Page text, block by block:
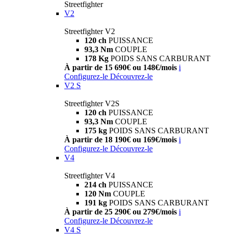
Streetfighter
V2
Streetfighter V2
120 ch PUISSANCE
93,3 Nm COUPLE
178 Kg POIDS SANS CARBURANT
À partir de 15 690€ ou 148€/mois i
Configurez-le Découvrez-le
V2 S
Streetfighter V2S
120 ch PUISSANCE
93,3 Nm COUPLE
175 kg POIDS SANS CARBURANT
À partir de 18 190€ ou 169€/mois i
Configurez-le Découvrez-le
V4
Streetfighter V4
214 ch PUISSANCE
120 Nm COUPLE
191 kg POIDS SANS CARBURANT
À partir de 25 290€ ou 279€/mois i
Configurez-le Découvrez-le
V4 S